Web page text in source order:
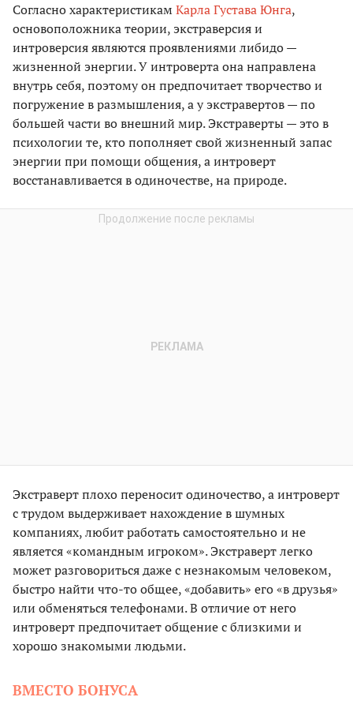
Согласно характеристикамКарла Густава Юнга,
основоположника теории, экстраверсия и
интроверсия являются проявлениями либидо —
жизненной энергии. У интроверта она направлена
внутрь себя, поэтому он предпочитает творчество и
погружение в размышления, а у экстравертов — по
большей части во внешний мир. Экстраверты — это в
психологии те, кто пополняет свой жизненный запас
энергии при помощи общения, а интроверт
восстанавливается в одиночестве, на природе.
Экстраверт плохо переносит одиночество, а интроверт
с трудом выдерживает нахождение в шумных
компаниях, любит работать самостоятельно и не
является «командным игроком». Экстраверт легко
может разговориться даже с незнакомым человеком,
быстро найти что-то общее, «добавить» его «в друзья»
или обменяться телефонами. В отличие от него
интроверт предпочитает общение с близкими и
хорошо знакомыми людьми.
ВМЕСТО БОНУСА